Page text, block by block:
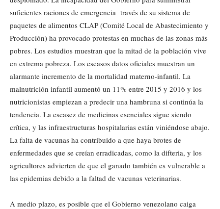
suficientes raciones de emergencia través de su sistema de
paquetes de alimentos CLAP (Comité Local de Abastecimiento y
Producción) ha provocado protestas en muchas de las zonas más
pobres. Los estudios muestran que la mitad de la población vive
en extrema pobreza. Los escasos datos oficiales muestran un
alarmante incremento de la mortalidad materno-infantil. La
malnutrición infantil aumentó un 11% entre 2015 y 2016 y los
nutricionistas empiezan a predecir una hambruna si continúa la
tendencia. La escasez de medicinas esenciales sigue siendo
crítica, y las infraestructuras hospitalarias están viniéndose abajo.
La falta de vacunas ha contribuido a que haya brotes de
enfermedades que se creían erradicadas, como la difteria, y los
agricultores advierten de que el ganado también es vulnerable a
las epidemias debido a la faltad de vacunas veterinarias.
A medio plazo, es posible que el Gobierno venezolano caiga